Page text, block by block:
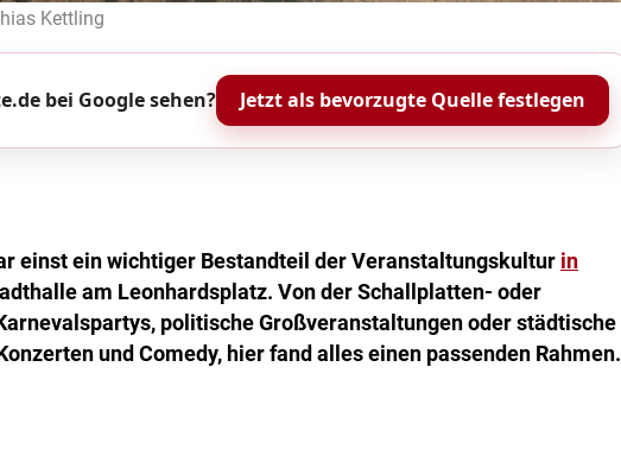
Kettling
bei Google sehen? Jetzt als bevorzugte Quelle festlegen
einst ein wichtiger Bestandteil der Veranstaltungskultur in
am Leonhardsplatz. Von der Schallplatten- oder
politische Großveranstaltungen oder städtische
und Comedy, hier fand alles einen passenden Rahmen.